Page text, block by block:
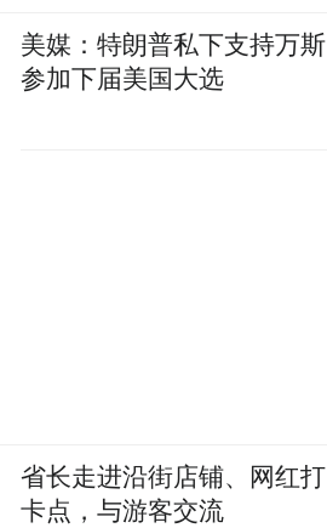
美媒：特朗普私下支持万斯
参加下届美国大选
省长走进沿街店铺、网红打
卡点，与游客交流